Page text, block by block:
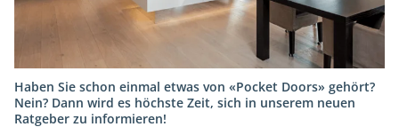
Haben Sie schon einmal etwas von «Pocket Doors» gehört?
Nein? Dann wird es höchste Zeit, sich in unserem neuen
Ratgeber zu informieren!